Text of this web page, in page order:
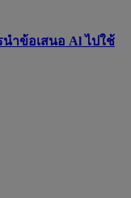
นำข้อเสนอ Al ไปใช้